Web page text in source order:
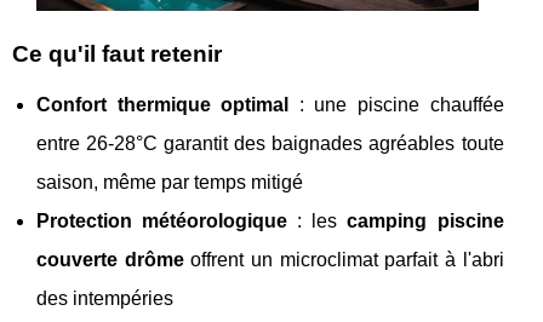
Ce qu'il faut retenir
Confort thermique optimal
: une piscine chauffée
entre 26-28°C garantit des baignades agréables toute
saison, même par temps mitigé
Protection météorologique : lescamping piscine
couverte drômeoffrent un microclimat parfait à l'abri
des intempéries